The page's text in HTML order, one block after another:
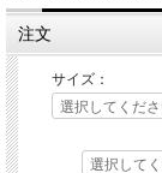
注文
サイズ：